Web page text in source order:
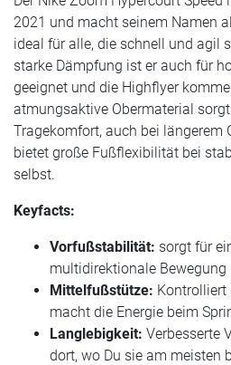
2021 und macht seinem Namen
ideal für alle, die schnell und agil
starke Dämpfung ist er auch für
geeignet und die Highflyer
atmungsaktive Obermaterial
Tragekomfort, auch bei längerem
bietet große Fußflexibilität bei
selbst.
Keyfacts:
Vorfußstabilität: sorgt für
multidirektionale Bewegung
Mittelfußstütze: Kontrolliert
macht die Energie beim
Langlebigkeit: Verbesserte
dort, wo Du sie am meisten